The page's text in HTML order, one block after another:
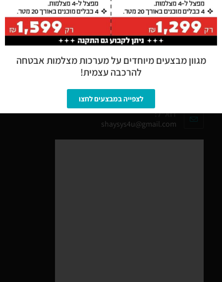
צרו איתנו קשר
050-4479744
דוא"ל:
shaysys4u@gmail.com
מגוון מבצעים מיוחדים על מערכות מצלמות אבטחה
להרכבה עצמית!
לצפייה במבצעים לחצו